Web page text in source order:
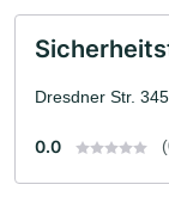
Dresdner Str.
0.0